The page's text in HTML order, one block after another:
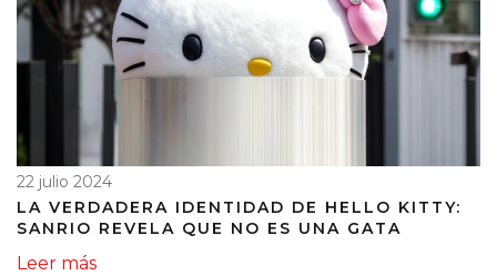
22 julio 2024
LA VERDADERA IDENTIDAD DE HELLO KITTY:
SANRIO REVELA QUE NO ES UNA GATA
Leer más